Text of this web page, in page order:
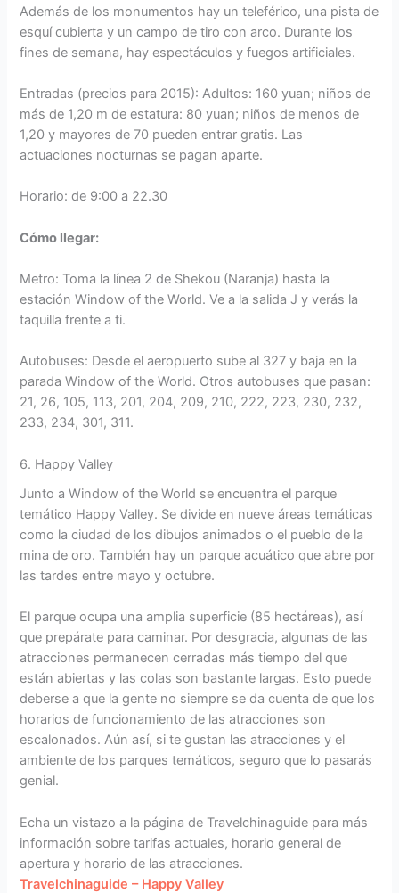
Además de los monumentos hay un teleférico, una pista de
esquí cubierta y un campo de tiro con arco. Durante los
fines de semana, hay espectáculos y fuegos artificiales.
Entradas (precios para 2015): Adultos: 160 yuan; niños de
más de 1,20 m de estatura: 80 yuan; niños de menos de
1,20 y mayores de 70 pueden entrar gratis. Las
actuaciones nocturnas se pagan aparte.
Horario: de 9:00 a 22.30
Cómo llegar:
Metro: Toma la línea 2 de Shekou (Naranja) hasta la
estación Window of the World. Ve a la salida J y verás la
taquilla frente a ti.
Autobuses: Desde el aeropuerto sube al 327 y baja en la
parada Window of the World. Otros autobuses que pasan:
21, 26, 105, 113, 201, 204, 209, 210, 222, 223, 230, 232,
233, 234, 301, 311.
6. Happy Valley
Junto a Window of the World se encuentra el parque
temático Happy Valley. Se divide en nueve áreas temáticas
como la ciudad de los dibujos animados o el pueblo de la
mina de oro. También hay un parque acuático que abre por
las tardes entre mayo y octubre.
El parque ocupa una amplia superficie (85 hectáreas), así
que prepárate para caminar. Por desgracia, algunas de las
atracciones permanecen cerradas más tiempo del que
están abiertas y las colas son bastante largas. Esto puede
deberse a que la gente no siempre se da cuenta de que los
horarios de funcionamiento de las atracciones son
escalonados. Aún así, si te gustan las atracciones y el
ambiente de los parques temáticos, seguro que lo pasarás
genial.
Echa un vistazo a la página de Travelchinaguide para más
información sobre tarifas actuales, horario general de
apertura y horario de las atracciones.
Travelchinaguide – Happy Valley